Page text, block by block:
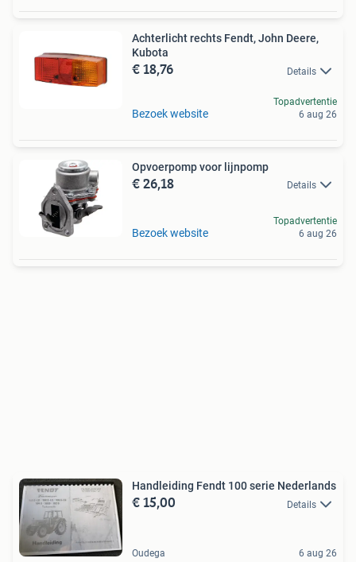
Achterlicht rechts Fendt, John Deere,
Kubota
€ 18,76 Details
Bezoek website
Topadvertentie
6 aug 26
Opvoerpomp voor lijnpomp
€ 26,18 Details
Bezoek website
Topadvertentie
6 aug 26
Handleiding Fendt 100 serie Nederlands
€ 15,00 Details
Oudega 6 aug 26